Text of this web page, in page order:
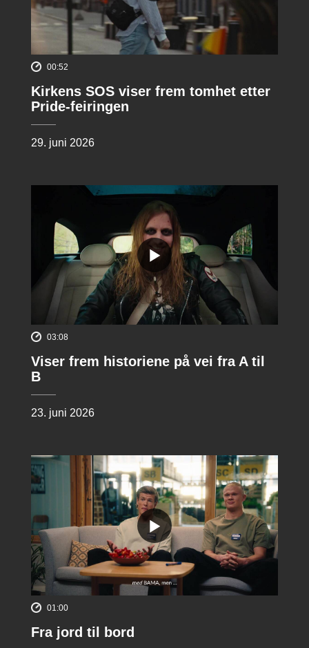
00:52
Kirkens SOS viser frem tomhet etter
Pride-feiringen
29. juni 2026
03:08
Viser frem historiene på vei fra A til
B
23. juni 2026
01:00
Fra jord til bord